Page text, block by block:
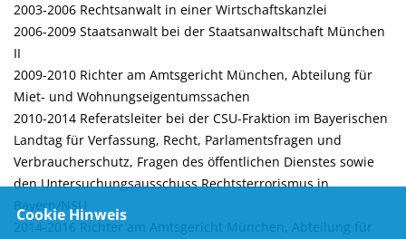
2003-2006 Rechtsanwalt in einer Wirtschaftskanzlei
2006-2009 Staatsanwalt bei der Staatsanwaltschaft München
II
2009-2010 Richter am Amtsgericht München, Abteilung für
Miet- und Wohnungseigentumssachen
2010-2014 Referatsleiter bei der CSU-Fraktion im Bayerischen
Landtag für Verfassung, Recht, Parlamentsfragen und
Verbraucherschutz, Fragen des öffentlichen Dienstes sowie
den Untersuchungsausschuss Rechtsterrorismus in
Bayern/NSU
2014-2016 Richter am Amtsgericht München, Abteilung für
Cookie Hinweis